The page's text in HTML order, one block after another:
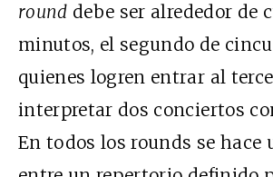
round debe ser alrededor de
minutos, el segundo de
quienes logren entrar al
interpretar dos conciertos
En todos los rounds se hace